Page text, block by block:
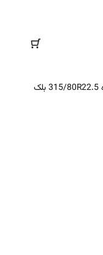
/ لاستیک (تایر) لاستیک کشنده 315/80R22.5 بلک